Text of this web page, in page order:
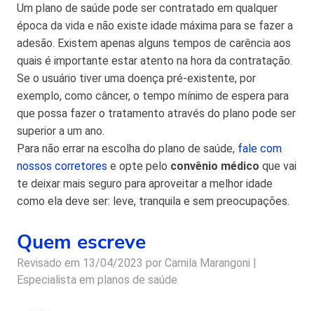
Um plano de saúde pode ser contratado em qualquer
época da vida e não existe idade máxima para se fazer a
adesão. Existem apenas alguns tempos de carência aos
quais é importante estar atento na hora da contratação.
Se o usuário tiver uma doença pré-existente, por
exemplo, como câncer, o tempo mínimo de espera para
que possa fazer o tratamento através do plano pode ser
superior a um ano.
Para não errar na escolha do plano de saúde, fale com
nossos corretores e opte pelo convênio médico que vai
te deixar mais seguro para aproveitar a melhor idade
como ela deve ser: leve, tranquila e sem preocupações.
Quem escreve
Revisado em 13/04/2023 por Camila Marangoni |
Especialista em planos de saúde